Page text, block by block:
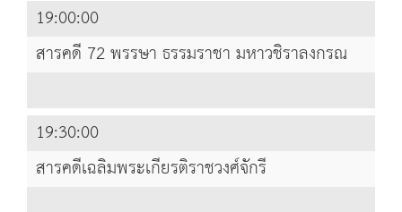
19:00:00
สารคดี 72 พรรษา ธรรมราชา มหาวชิราลงกรณ
19:30:00
สารคดีเฉลิมพระเกียรติราชวงศ์จักรี